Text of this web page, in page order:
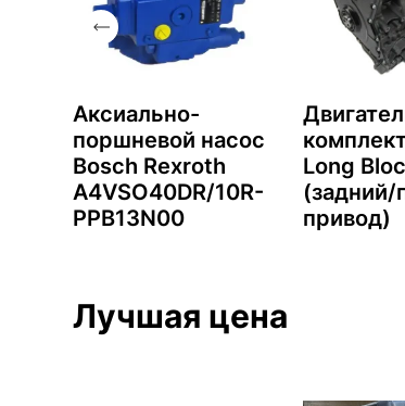
Аксиально-
поршневой насос
Bosch Rexroth
A4VSO40DR/10R-
PPB13N00
Long
(задний/
привод)
Лучшая цена